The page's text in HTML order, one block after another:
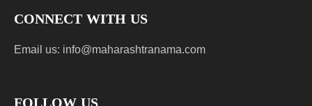
CONNECT WITH US
Email us: info@maharashtranama.com